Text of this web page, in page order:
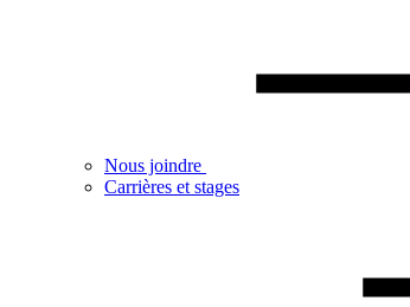
Nous joindre
Carrières et stages